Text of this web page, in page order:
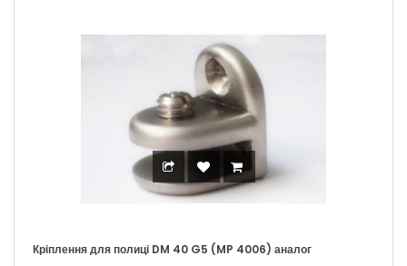
Кріплення для полиці DM 40 G5 (MP 4006) аналог